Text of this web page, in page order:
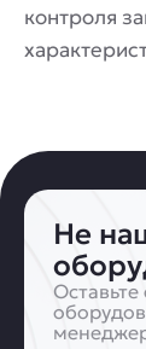
контроля
Не